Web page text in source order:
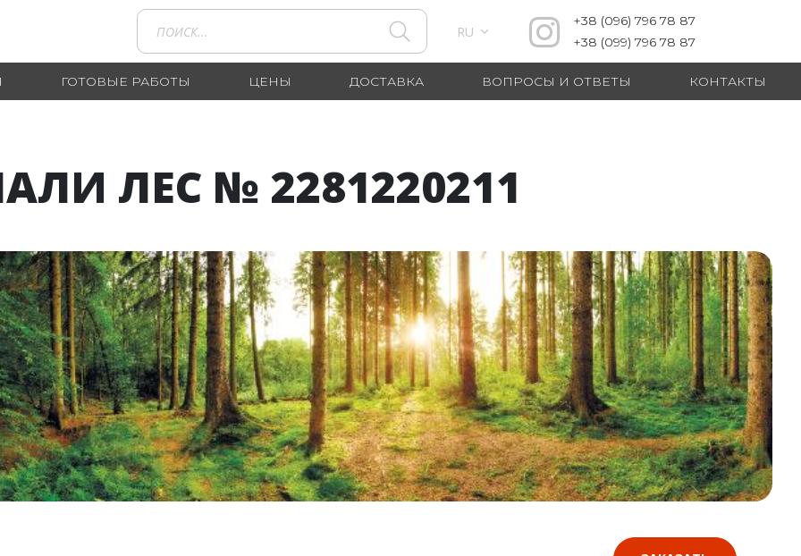
RU
+38 (096) 796 78 87
+38 (099) 796 78 87
ГОТОВЫЕ РАБОТЫ ЦЕНЫ ДОСТАВКА ВОПРОСЫ И ОТВЕТЫ КОНТАКТЫ
ЛЕС № 2281220211